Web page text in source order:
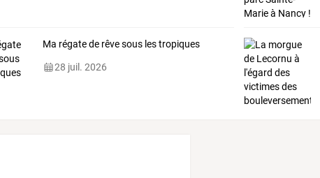
Ma régate de rêve sous les tropiques
28 juil. 2026